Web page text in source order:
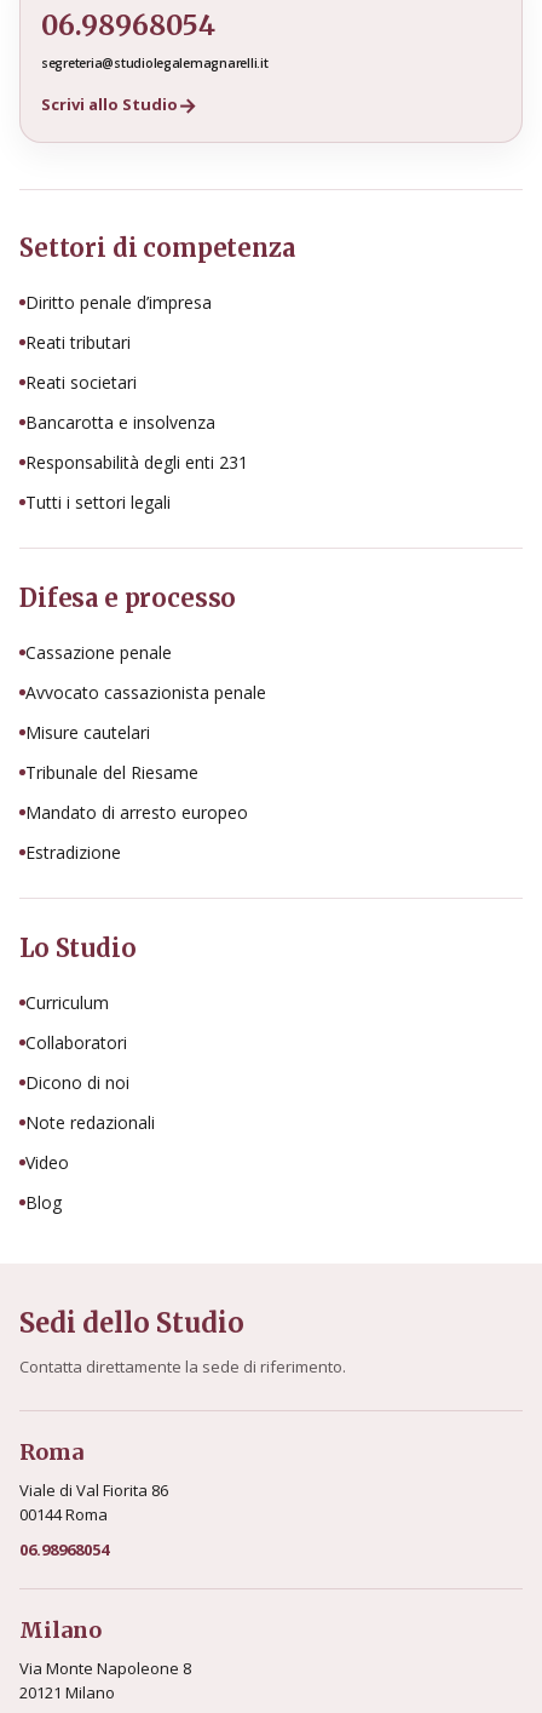
06.98968054
segreteria@studiolegalemagnarelli.it
Scrivi allo Studio
Settori di competenza
Diritto penale d’impresa
Reati tributari
Reati societari
Bancarotta e insolvenza
Responsabilità degli enti 231
Tutti i settori legali
Difesa e processo
Cassazione penale
Avvocato cassazionista penale
Misure cautelari
Tribunale del Riesame
Mandato di arresto europeo
Estradizione
Lo Studio
Curriculum
Collaboratori
Dicono di noi
Note redazionali
Video
Blog
Sedi dello Studio
Contatta direttamente la sede di riferimento.
Roma
Viale di Val Fiorita 86
00144 Roma
06.98968054
Milano
Via Monte Napoleone 8
20121 Milano